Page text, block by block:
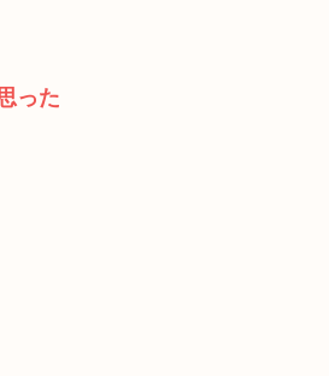
った